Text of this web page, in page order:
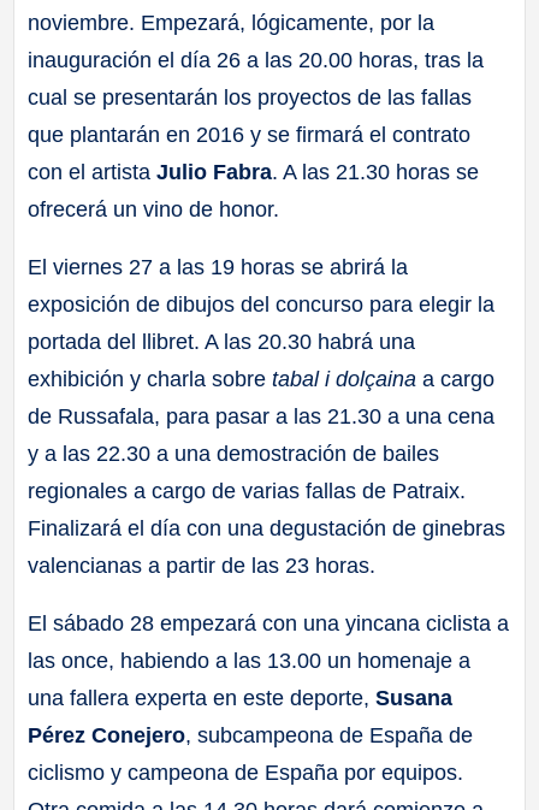
noviembre. Empezará, lógicamente, por la
inauguración el día 26 a las 20.00 horas, tras la
cual se presentarán los proyectos de las fallas
que plantarán en 2016 y se firmará el contrato
con el artistaJulio Fabra. A las 21.30 horas se
ofrecerá un vino de honor.
El viernes 27 a las 19 horas se abrirá la
exposición de dibujos del concurso para elegir la
portada del llibret. A las 20.30 habrá una
exhibición y charla sobretabal i dolçaina a cargo
de Russafala, para pasar a las 21.30 a una cena
y a las 22.30 a una demostración de bailes
regionales a cargo de varias fallas de Patraix.
Finalizará el día con una degustación de ginebras
valencianas a partir de las 23 horas.
El sábado 28 empezará con una yincana ciclista a
las once, habiendo a las 13.00 un homenaje a
una fallera experta en este deporte,Susana
Pérez Conejero, subcampeona de España de
ciclismo y campeona de España por equipos.